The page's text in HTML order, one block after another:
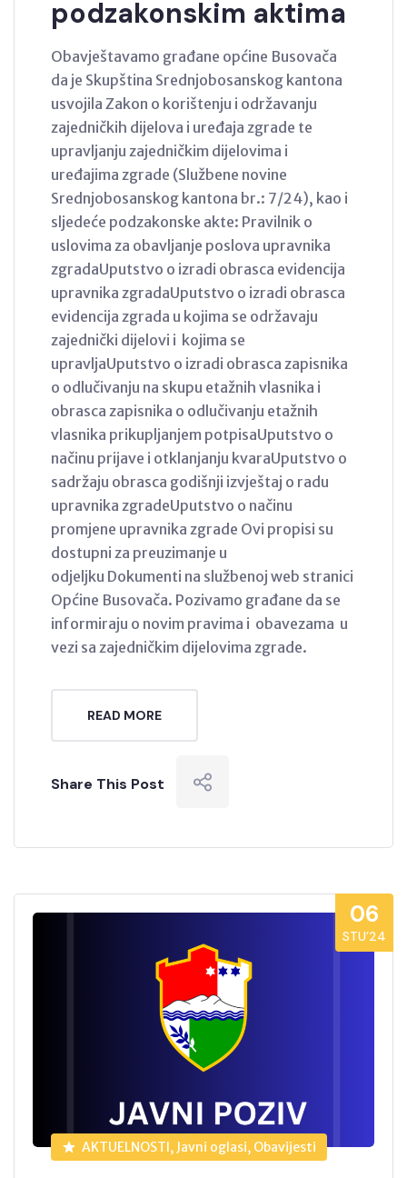
podzakonskim aktima
Obavještavamo građane općine Busovača
da je Skupština Srednjobosanskog kantona
usvojila Zakon o korištenju i održavanju
zajedničkih dijelova i uređaja zgrade te
upravljanju zajedničkim dijelovima i
uređajima zgrade (Službene novine
Srednjobosanskog kantona br.: 7/24), kao i
sljedeće podzakonske akte: Pravilnik o
uslovima za obavljanje poslova upravnika
zgradaUputstvo o izradi obrasca evidencija
upravnika zgradaUputstvo o izradi obrasca
evidencija zgrada u kojima se održavaju
zajednički dijelovi i kojima se
upravljaUputstvo o izradi obrasca zapisnika
o odlučivanju na skupu etažnih vlasnika i
obrasca zapisnika o odlučivanju etažnih
vlasnika prikupljanjem potpisaUputstvo o
načinu prijave i otklanjanju kvaraUputstvo o
sadržaju obrasca godišnji izvještaj o radu
upravnika zgradeUputstvo o načinu
promjene upravnika zgrade Ovi propisi su
dostupni za preuzimanje u
odjeljku Dokumenti na službenoj web stranici
Općine Busovača. Pozivamo građane da se
informiraju o novim pravima i obavezama u
vezi sa zajedničkim dijelovima zgrade.
READ MORE
Share This Post
06
STU’24
AKTUELNOSTI, Javni oglasi, Obavijesti